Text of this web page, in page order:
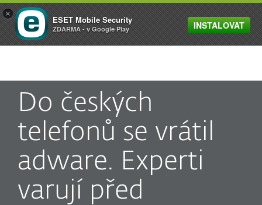
MENU
Do českých
telefonů se vrátil
adware. Experti
varují před
×
ESET Mobile Security
ZDARMA - v Google Play INSTALOVAT